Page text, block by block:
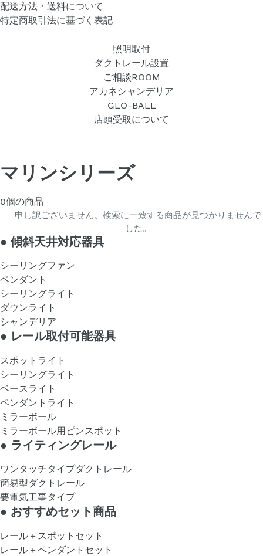
配送方法・送料について
特定商取引法に基づく表記
照明取付
ダクトレール設置
ご相談ROOM
アカネシャンデリア
GLO-BALL
店頭受取について
マリンシリーズ
0個の商品
申し訳ございません。検索に一致する商品が見つかりませんで
した。
● 傾斜天井対応器具
シーリングファン
ペンダント
シーリングライト
ダウンライト
シャンデリア
● レール取付可能器具
スポットライト
シーリングライト
ベースライト
ペンダントライト
ミラーボール
ミラーボール用ピンスポット
● ライティングレール
ワンタッチタイプダクトレール
簡易型ダクトレール
要電気工事タイプ
● おすすめセット商品
レール＋スポットセット
レール＋ペンダントセット